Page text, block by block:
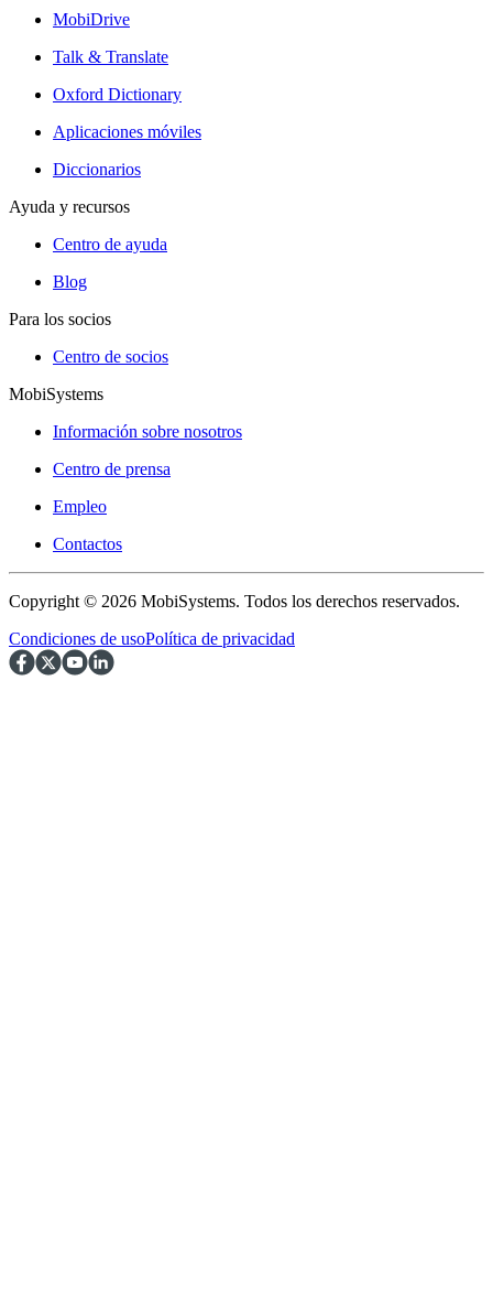
MobiDrive
Talk & Translate
Oxford Dictionary
Aplicaciones móviles
Diccionarios
Ayuda y recursos
Centro de ayuda
Blog
Para los socios
Centro de socios
MobiSystems
Información sobre nosotros
Centro de prensa
Empleo
Contactos
Copyright © 2026 MobiSystems. Todos los derechos reservados.
Condiciones de usoPolítica de privacidad